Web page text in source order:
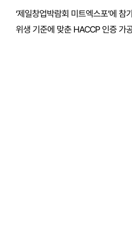
‘제일창업박람회 미트엑스포’에
위생 기준에 맞춘 HACCP 인증 가